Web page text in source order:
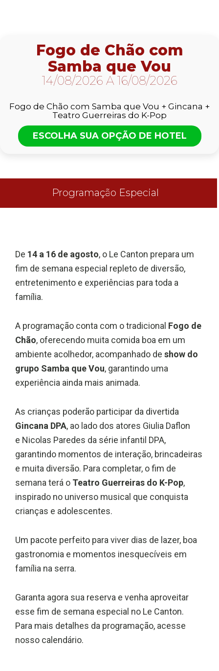
Fogo de Chão com
Samba que Vou
14/08/2026 A 16/08/2026
Fogo de Chão com Samba que Vou + Gincana +
Teatro Guerreiras do K-Pop
ESCOLHA SUA OPÇÃO DE HOTEL
Programação Especial
De 14 a 16 de agosto, o Le Canton prepara um
fim de semana especial repleto de diversão,
entretenimento e experiências para toda a
família.
A programação conta com o tradicional Fogo de
Chão, oferecendo muita comida boa em um
ambiente acolhedor, acompanhado deshow do
grupo Samba que Vou, garantindo uma
experiência ainda mais animada.
As crianças poderão participar da divertida
Gincana DPA, ao lado dos atores Giulia Daflon
e Nicolas Paredes da série infantil DPA,
garantindo momentos de interação, brincadeiras
e muita diversão. Para completar, o fim de
semana terá o Teatro Guerreiras do K-Pop,
inspirado no universo musical que conquista
crianças e adolescentes.
Um pacote perfeito para viver dias de lazer, boa
gastronomia e momentos inesquecíveis em
família na serra.
Garanta agora sua reserva e venha aproveitar
esse fim de semana especial no Le Canton.
Para mais detalhes da programação, acesse
nosso calendário.